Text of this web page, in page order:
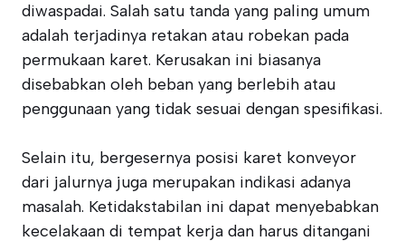
diwaspadai. Salah satu tanda yang paling umum
adalah terjadinya retakan atau robekan pada
permukaan karet. Kerusakan ini biasanya
disebabkan oleh beban yang berlebih atau
penggunaan yang tidak sesuai dengan spesifikasi.
Selain itu, bergesernya posisi karet konveyor
dari jalurnya juga merupakan indikasi adanya
masalah. Ketidakstabilan ini dapat menyebabkan
kecelakaan di tempat kerja dan harus ditangani